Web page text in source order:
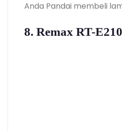
Anda Pandai membeli
8. Remax RT-E210